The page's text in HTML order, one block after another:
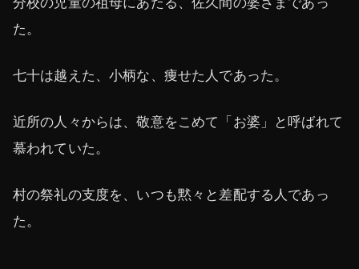
た。
七十は越えた、小柄な、痩せた人であった。
近所の人々からは、敬意をこめて「お婆」と呼ばれて
慕われていた。
村の祭礼の支度を、いつも黙々と差配する人であっ
た。